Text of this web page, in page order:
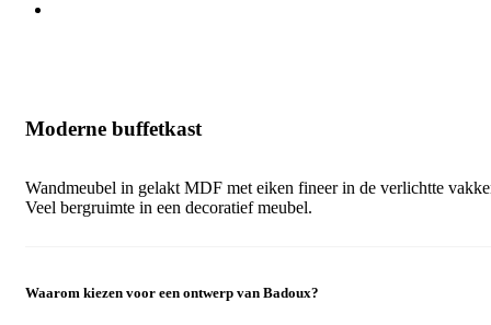
Moderne buffetkast
Wandmeubel in gelakt MDF met eiken fineer in de verlichtte
Veel bergruimte in een decoratief meubel.
Waarom kiezen voor een ontwerp van Badoux?